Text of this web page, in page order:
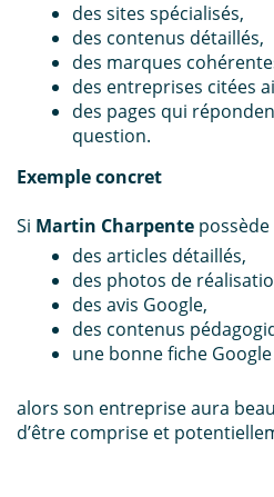
des sites spécialisés,
des contenus détaillés,
des marques
des entreprises citées
des pages qui
question.
Exemple concret
Si Martin Charpente possède
des articles détaillés,
des photos de
des avis Google,
des contenus
une bonne fiche
alors son entreprise aura
d’être comprise et